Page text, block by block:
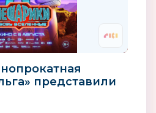
представили